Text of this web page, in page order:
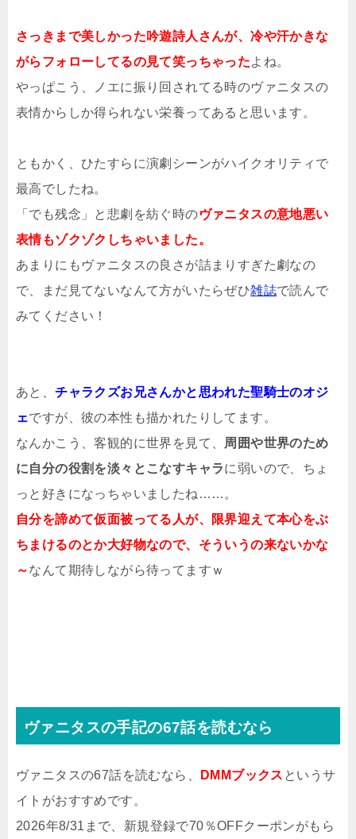
さっきまで美しかった吟遊詩人さんが、冷や汗かきな
がらフォローしてるの見て笑っちゃったよね。
やっぱこう、ノエに振り回されてる時のヴァニタスの
表情からしか得られない栄養ってあると思います。
ともかく、ひたすらに演劇シーンがハイクオリティで
最高でしたね。
「でも残念」と悲劇を紡ぐ時のヴァニタスの意地悪い
表情もゾクゾクしちゃいました。
あまりにもヴァニタスの良さが詰まりすぎた劇なの
で、まだ見てないなんて方がいたらぜひ雑誌で読んで
みてください！
あと、チャラクズお兄さんかと思われた聖騎士のオジ
ェですが、彼の本性も描かれたりしてます。
なんかこう、客観的に世界を見て、 周囲や世界のため
に自分の役割を淡々とこなすキャラに弱いので、ちょ
っと好きになっちゃいましたね……。
自分を諦めて仮面被ってる人が、限界迎えて本心をぶ
ちまけるのとか大好物なので、そういうの来ないかな
～なんて期待しながら待ってますｗ
ヴァニタスの手記の67話を読むなら
ヴァニタスの67話を読むなら、 DMMブックス というサ
イトがおすすめです。
2026年8/31まで、新規登録で70％OFFクーポンがもら